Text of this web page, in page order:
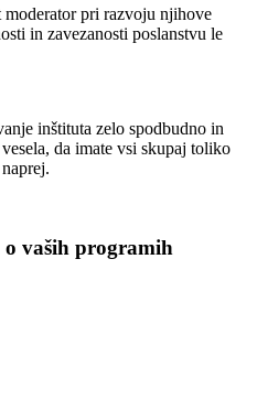
pri razvoju njihove
in zavezanosti poslanstvu le
inštituta zelo spodbudno in
da imate vsi skupaj toliko
o vaših programih